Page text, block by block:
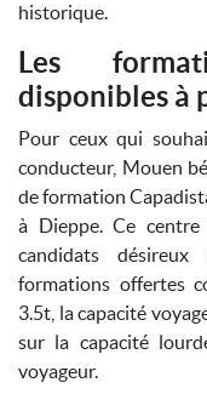
historique.
Les
disponibles à
Pour ceux qui
conducteur, Mouen
de formation
à Dieppe. Ce
candidats
formations offertes
3.5t, la capacité
sur la capacité
voyageur.